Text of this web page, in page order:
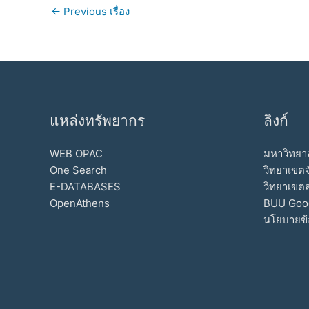
← Previous เรื่อง
แหล่งทรัพยากร
WEB OPAC
One Search
E-DATABASES
OpenAthens
ลิงก์
มหาวิทย
วิทยาเข
วิทยาเขต
BUU
นโยบาย